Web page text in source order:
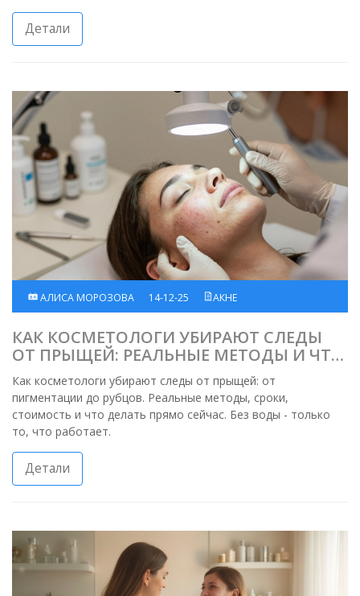
Детали
АЛИСА МОРОЗОВА 14-12-25 АКНЕ
КАК КОСМЕТОЛОГИ УБИРАЮТ СЛЕДЫ
ОТ ПРЫЩЕЙ: РЕАЛЬНЫЕ МЕТОДЫ И ЧТО
РАБОТАЕТ НА САМОМ ДЕЛЕ
Как косметологи убирают следы от прыщей: от
пигментации до рубцов. Реальные методы, сроки,
стоимость и что делать прямо сейчас. Без воды - только
то, что работает.
Детали